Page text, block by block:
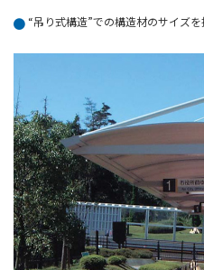
“吊り式構造”での構造材のサイズ